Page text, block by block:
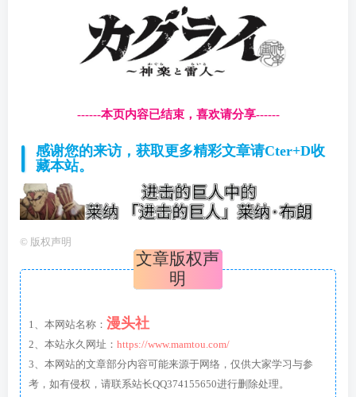
------本页内容已结束，喜欢请分享------
感谢您的来访，获取更多精彩文章请Cter+D收
藏本站。
© 版权声明
文章版权声
明
1、本网站名称： 漫头社
2、本站永久网址： https://www.mamtou.com/
3、本网站的文章部分内容可能来源于网络，仅供大家学习与参
考，如有侵权，请联系站长QQ374155650进行删除处理。